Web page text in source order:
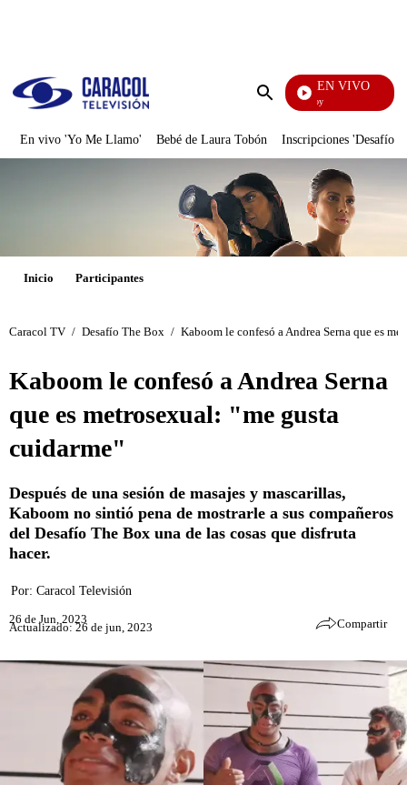
Enviar
EN VIVO
La Finca De Hoy
En vivo 'Yo Me Llamo' Bebé de Laura Tobón Inscripciones 'Desafío'
Inicio Participantes
Caracol TV / Desafío The Box / Kaboom le confesó a Andrea Serna que es
Kaboom le confesó a Andrea Serna
que es metrosexual: "me gusta
cuidarme"
Después de una sesión de masajes y mascarillas,
Kaboom no sintió pena de mostrarle a sus compañeros
del Desafío The Box una de las cosas que disfruta
hacer.
Por: Caracol Televisión
26 de Jun, 2023
Actualizado: 26 de jun, 2023 Compartir